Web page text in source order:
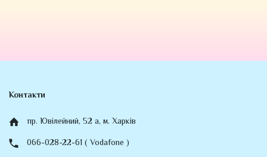
Контакти
пр. Ювілейний, 52 а, м. Харків
066-028-22-61 ( Vodafone )